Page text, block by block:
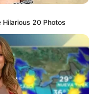
Hilarious 20 Photos